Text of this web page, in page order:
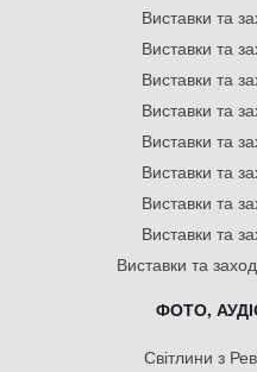
Виставки та
Виставки та
Виставки та
Виставки та
Виставки та
Виставки та
Виставки та
Виставки та
Виставки та
ФОТО,
Світлини з